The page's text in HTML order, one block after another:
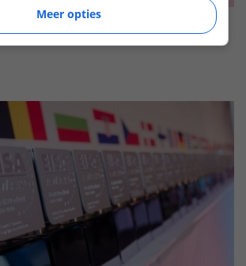
2022-2023
Meer opties